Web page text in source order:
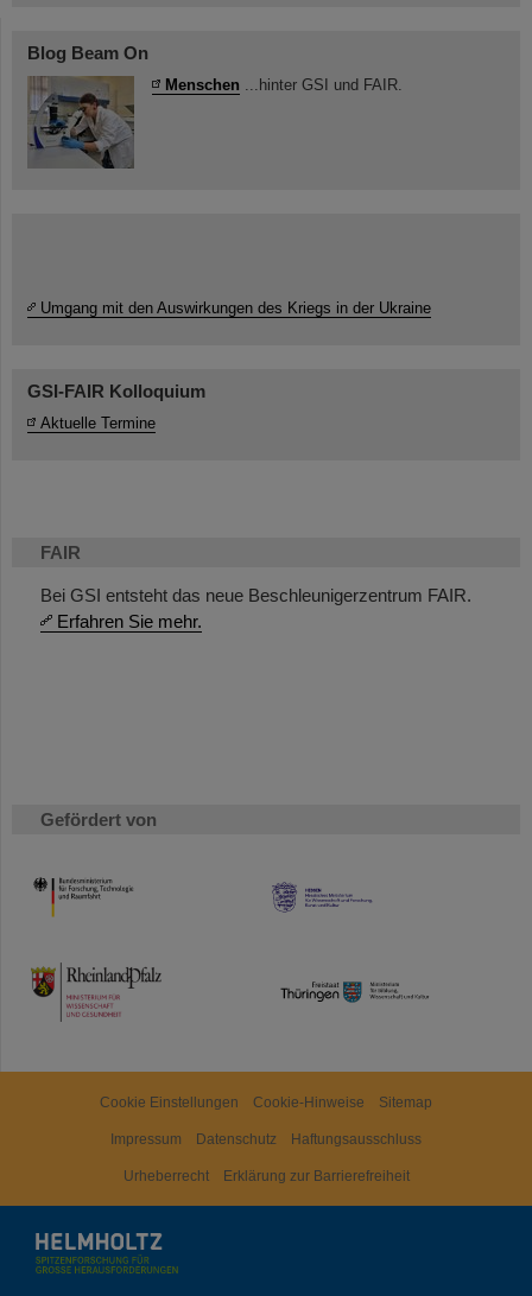
FAIR
Bei GSI entsteht das neue Beschleunigerzentrum FAIR.
Erfahren Sie mehr.
Gefördert von
HMWK
TMWWDG
Blog Beam On
Menschen ...hinter GSI und FAIR.
Umgang mit den Auswirkungen des Kriegs in der Ukraine
GSI-FAIR Kolloquium
Aktuelle Termine
Cookie Einstellungen Cookie-Hinweise Sitemap
Impressum Datenschutz Haftungsausschluss
Urheberrecht Erklärung zur Barrierefreiheit